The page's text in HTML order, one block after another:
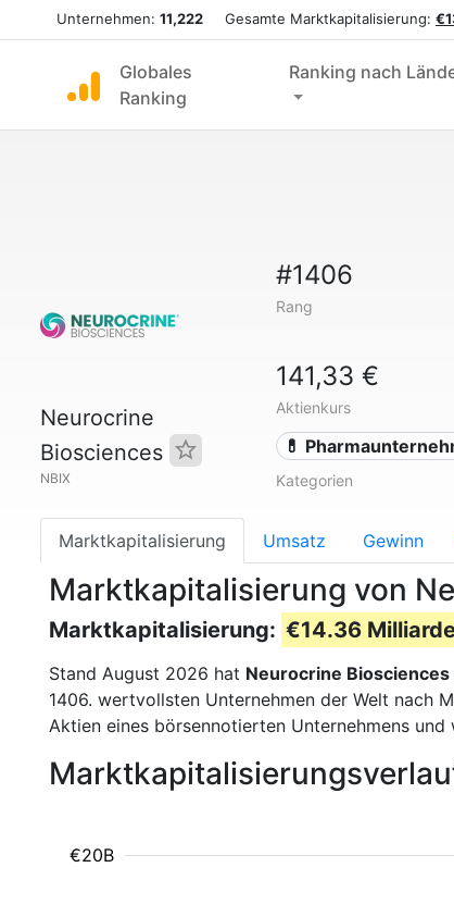
Unternehmen: 11,222 Gesamte Marktkapitalisierung:
Globales
Ranking
Ranking nach
Neurocrine
Biosciences
NBIX
#1406
Rang
141,33 €
Aktienkurs
💊
Kategorien
Marktkapitalisierung Umsatz Gewinn
Marktkapitalisierung von
Marktkapitalisierung: €14.36
Stand August 2026 hat Neurocrine Biosciences
1406. wertvollsten Unternehmen der Welt nach
Aktien eines börsennotierten Unternehmens
€20B